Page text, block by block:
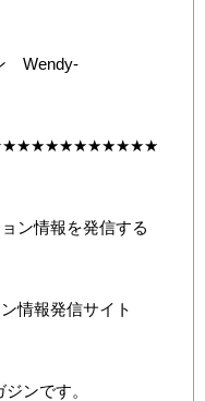
Wendy-
ン情報を発信する
情報発信サイト
ンです。